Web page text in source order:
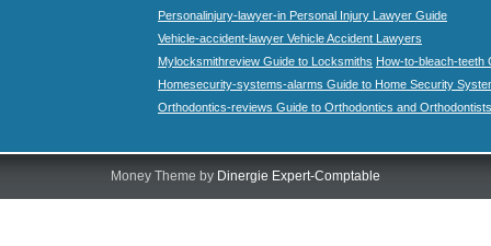
Personalinjury-lawyer-in Personal Injury Lawyer Guide
Vehicle-accident-lawyer Vehicle Accident Lawyers
Mylocksmithreview Guide to Locksmiths How-to-bleach-teeth
Homesecurity-systems-alarms Guide to Home Security
Orthodontics-reviews Guide to Orthodontics and Orthodontists
Money Theme by Dinergie Expert-Comptable